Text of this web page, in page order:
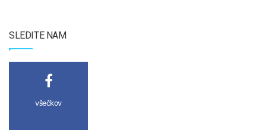
SLEDITE NAM
všečkov